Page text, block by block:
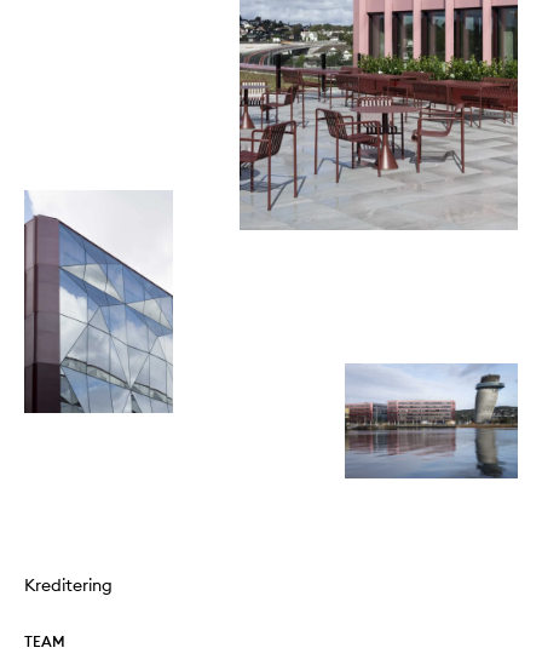
Kreditering
TEAM